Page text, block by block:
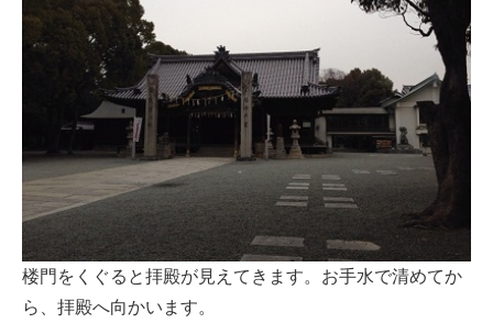
楼門をくぐると拝殿が見えてきます。お手水で清めてか
ら、拝殿へ向かいます。